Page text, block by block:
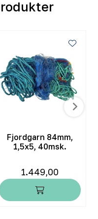
Fjordgarn 84mm,
1,5x5, 40msk.
1.449,00